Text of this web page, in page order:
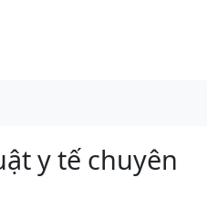
y tế chuyên